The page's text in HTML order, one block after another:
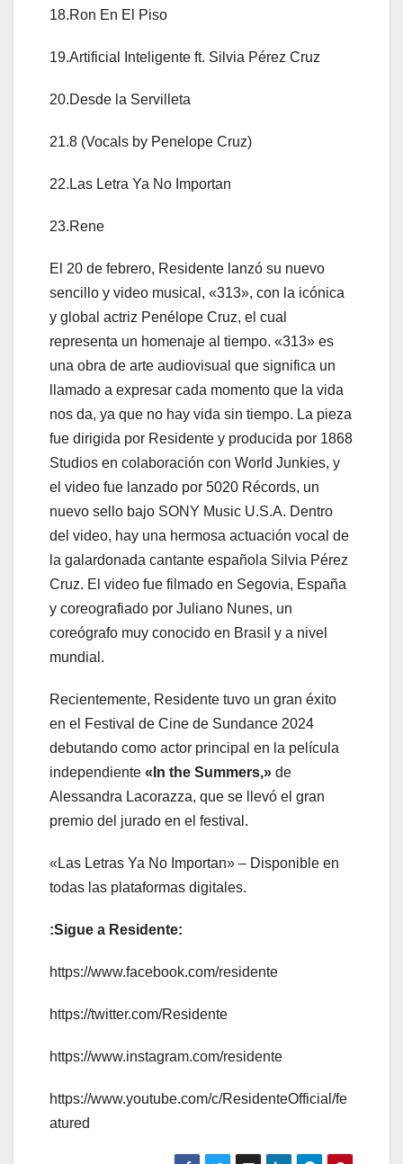
18.Ron En El Piso
19.Artificial Inteligente ft. Silvia Pérez Cruz
20.Desde la Servilleta
21.8 (Vocals by Penelope Cruz)
22.Las Letra Ya No Importan
23.Rene
El 20 de febrero, Residente lanzó su nuevo
sencillo y video musical, «313», con la icónica
y global actriz Penélope Cruz, el cual
representa un homenaje al tiempo. «313» es
una obra de arte audiovisual que significa un
llamado a expresar cada momento que la vida
nos da, ya que no hay vida sin tiempo. La pieza
fue dirigida por Residente y producida por 1868
Studios en colaboración con World Junkies, y
el video fue lanzado por 5020 Récords, un
nuevo sello bajo SONY Music U.S.A. Dentro
del video, hay una hermosa actuación vocal de
la galardonada cantante española Silvia Pérez
Cruz. El video fue filmado en Segovia, España
y coreografiado por Juliano Nunes, un
coreógrafo muy conocido en Brasil y a nivel
mundial.
Recientemente, Residente tuvo un gran éxito
en el Festival de Cine de Sundance 2024
debutando como actor principal en la película
independiente «In the Summers,» de
Alessandra Lacorazza, que se llevó el gran
premio del jurado en el festival.
«Las Letras Ya No Importan» – Disponible en
todas las plataformas digitales.
:Sigue a Residente:
https://www.facebook.com/residente
https://twitter.com/Residente
https://www.instagram.com/residente
https://www.youtube.com/c/ResidenteOfficial/fe
atured